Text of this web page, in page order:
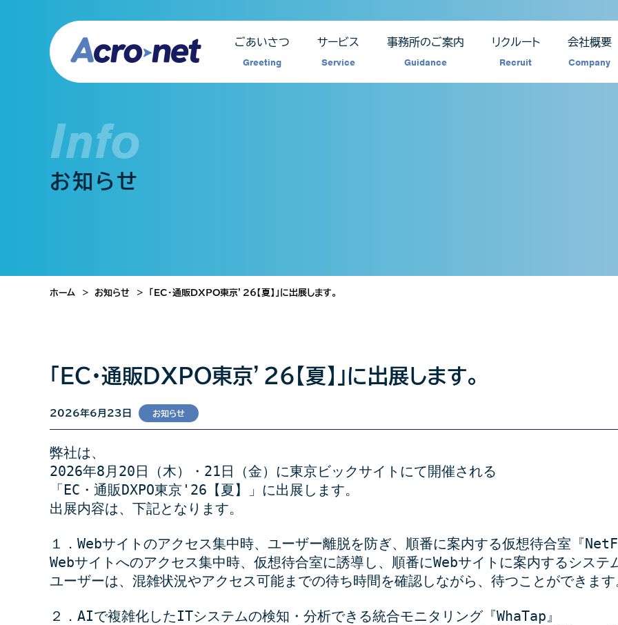
ごあいさつ
Greeting
サービス
Service
事務所のご案内
Guidance
リクルート
Recruit
会社概要
Company
Info
お知らせ
ホーム お知らせ 「EC・通販DXPO東京’26【夏】」に出展します。
「EC・通販DXPO東京’26【夏】」に出展します。
2026年6月23日 お知らせ
弊社は、
2026年8月20日（木）・21日（金）に東京ビックサイトにて開催される
「EC・通販DXPO東京'26【夏】」に出展します。
出展内容は、下記となります。
１．Webサイトのアクセス集中時、ユーザー離脱を防ぎ、順番に案内する仮想待合室『
Webサイトへのアクセス集中時、仮想待合室に誘導し、順番にWebサイトに案内するシステ
ユーザーは、混雑状況やアクセス可能までの待ち時間を確認しながら、待つことができます
２．AIで複雑化したITシステムの検知・分析できる統合モニタリング『WhaTap』